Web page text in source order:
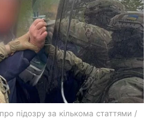
gambling
підозру за кількома статтями /